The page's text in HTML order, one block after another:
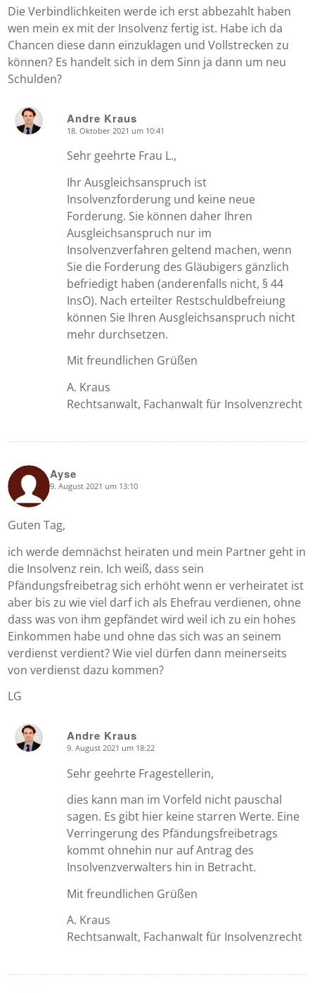
Die Verbindlichkeiten werde ich erst abbezahlt haben
wen mein ex mit der Insolvenz fertig ist. Habe ich da
Chancen diese dann einzuklagen und Vollstrecken zu
können? Es handelt sich in dem Sinn ja dann um neu
Schulden?
Andre Kraus
18. Oktober 2021 um 10:41
Sehr geehrte Frau L.,
Ihr Ausgleichsanspruch ist
Insolvenzforderung und keine neue
Forderung. Sie können daher Ihren
Ausgleichsanspruch nur im
Insolvenzverfahren geltend machen, wenn
Sie die Forderung des Gläubigers gänzlich
befriedigt haben (anderenfalls nicht, § 44
InsO). Nach erteilter Restschuldbefreiung
können Sie Ihren Ausgleichsanspruch nicht
mehr durchsetzen.
Mit freundlichen Grüßen
A. Kraus
Rechtsanwalt, Fachanwalt für Insolvenzrecht
Ayse
says: 9. August 2021 um 13:10
Guten Tag,
ich werde demnächst heiraten und mein Partner geht in
die Insolvenz rein. Ich weiß, dass sein
Pfändungsfreibetrag sich erhöht wenn er verheiratet ist
aber bis zu wie viel darf ich als Ehefrau verdienen, ohne
dass was von ihm gepfändet wird weil ich zu ein hohes
Einkommen habe und ohne das sich was an seinem
verdienst verdient? Wie viel dürfen dann meinerseits
von verdienst dazu kommen?
LG
Andre Kraus
9. August 2021 um 18:22
Sehr geehrte Fragestellerin,
dies kann man im Vorfeld nicht pauschal
sagen. Es gibt hier keine starren Werte. Eine
Verringerung des Pfändungsfreibetrags
kommt ohnehin nur auf Antrag des
Insolvenzverwalters hin in Betracht.
Mit freundlichen Grüßen
A. Kraus
Rechtsanwalt, Fachanwalt für Insolvenzrecht